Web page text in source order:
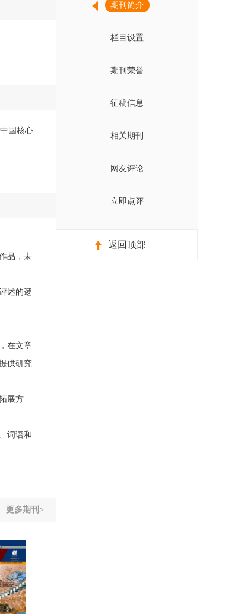
国核心
品，未
述的逻
在文章
供研究
展方
词语和
更多期刊>
期刊简介
栏目设置
期刊荣誉
征稿信息
相关期刊
网友评论
立即点评
返回顶部